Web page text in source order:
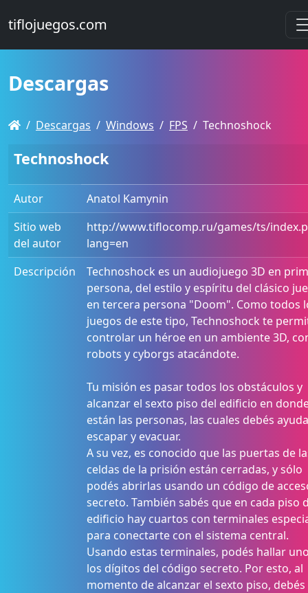
tiflojuegos.com
Descargas
Descargas Windows FPS Technoshock
Technoshock
Autor
Anatol Kamynin
Sitio web
del autor
http://www.tiflocomp.ru/games/ts/
lang=en
Descripción
Technoshock es un audiojuego 3D en
persona, del estilo y espíritu del clásico
en tercera persona "Doom". Como todos
juegos de este tipo, Technoshock te
controlar un héroe en un ambiente 3D,
robots y cyborgs atacándote.
Tu misión es pasar todos los obstáculos y
alcanzar el sexto piso del edificio en
están las personas, las cuales debés
escapar y evacuar.
A su vez, es conocido que las puertas de
celdas de la prisión están cerradas, y sólo
podés abrirlas usando un código de
secreto. También sabés que en cada piso
edificio hay cuartos con terminales
para conectarte con el sistema central.
Usando estas terminales, podés hallar
los dígitos del código secreto. Por esto, al
momento de alcanzar el sexto piso, debés